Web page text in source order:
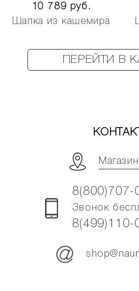
10 789 руб.
Шапка из кашемира
ПЕРЕЙТИ В
8(800)707-
Звонок
8(499)110-